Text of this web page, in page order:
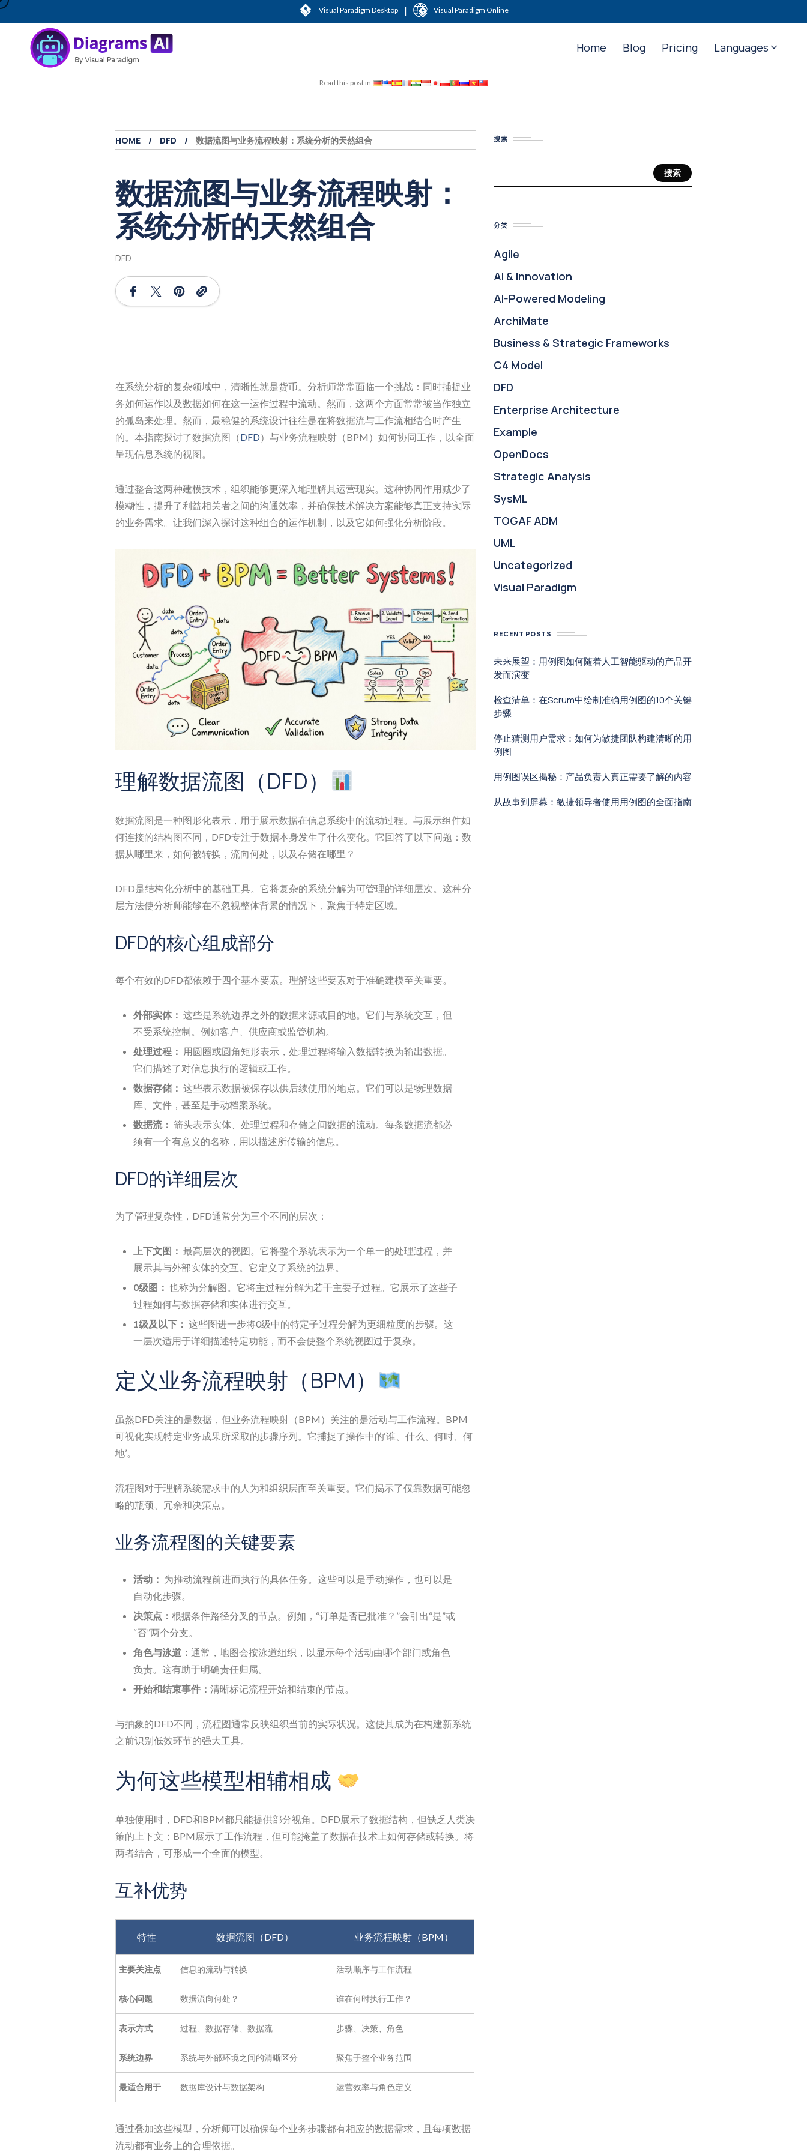
Visual Paradigm Desktop | Visual Paradigm Online
Home Blog Pricing Languages
Read this post in:
HOME DFD 数据流图与业务流程映射：系统分析的天然组合
数据流图与业务流程映射：
系统分析的天然组合
DFD
在系统分析的复杂领域中，清晰性就是货币。分析师常常面临一个挑战：同时捕捉业
务如何运作以及数据如何在这一运作过程中流动。然而，这两个方面常常被当作独立
的孤岛来处理。然而，最稳健的系统设计往往是在将数据流与工作流相结合时产生
的。本指南探讨了数据流图（DFD）与业务流程映射（BPM）如何协同工作，以全面
呈现信息系统的视图。
通过整合这两种建模技术，组织能够更深入地理解其运营现实。这种协同作用减少了
模糊性，提升了利益相关者之间的沟通效率，并确保技术解决方案能够真正支持实际
的业务需求。让我们深入探讨这种组合的运作机制，以及它如何强化分析阶段。
理解数据流图（DFD）
数据流图是一种图形化表示，用于展示数据在信息系统中的流动过程。与展示组件如
何连接的结构图不同，DFD专注于数据本身发生了什么变化。它回答了以下问题：数
据从哪里来，如何被转换，流向何处，以及存储在哪里？
DFD是结构化分析中的基础工具。它将复杂的系统分解为可管理的详细层次。这种分
层方法使分析师能够在不忽视整体背景的情况下，聚焦于特定区域。
DFD的核心组成部分
每个有效的DFD都依赖于四个基本要素。理解这些要素对于准确建模至关重要。
外部实体： 这些是系统边界之外的数据来源或目的地。它们与系统交互，但
不受系统控制。例如客户、供应商或监管机构。
处理过程： 用圆圈或圆角矩形表示，处理过程将输入数据转换为输出数据。
它们描述了对信息执行的逻辑或工作。
数据存储： 这些表示数据被保存以供后续使用的地点。它们可以是物理数据
库、文件，甚至是手动档案系统。
数据流： 箭头表示实体、处理过程和存储之间数据的流动。每条数据流都必
须有一个有意义的名称，用以描述所传输的信息。
DFD的详细层次
为了管理复杂性，DFD通常分为三个不同的层次：
上下文图： 最高层次的视图。它将整个系统表示为一个单一的处理过程，并
展示其与外部实体的交互。它定义了系统的边界。
0级图： 也称为分解图。它将主过程分解为若干主要子过程。它展示了这些子
过程如何与数据存储和实体进行交互。
1级及以下： 这些图进一步将0级中的特定子过程分解为更细粒度的步骤。这
一层次适用于详细描述特定功能，而不会使整个系统视图过于复杂。
定义业务流程映射（BPM）
虽然DFD关注的是数据，但业务流程映射（BPM）关注的是活动与工作流程。BPM
可视化实现特定业务成果所采取的步骤序列。它捕捉了操作中的‘谁、什么、何时、何
地’。
流程图对于理解系统需求中的人为和组织层面至关重要。它们揭示了仅靠数据可能忽
略的瓶颈、冗余和决策点。
业务流程图的关键要素
活动： 为推动流程前进而执行的具体任务。这些可以是手动操作，也可以是
自动化步骤。
决策点： 根据条件路径分叉的节点。例如，“订单是否已批准？”会引出“是”或
“否”两个分支。
角色与泳道： 通常，地图会按泳道组织，以显示每个活动由哪个部门或角色
负责。这有助于明确责任归属。
开始和结束事件： 清晰标记流程开始和结束的节点。
与抽象的DFD不同，流程图通常反映组织当前的实际状况。这使其成为在构建新系统
之前识别低效环节的强大工具。
为何这些模型相辅相成
单独使用时，DFD和BPM都只能提供部分视角。DFD展示了数据结构，但缺乏人类决
策的上下文；BPM展示了工作流程，但可能掩盖了数据在技术上如何存储或转换。将
两者结合，可形成一个全面的模型。
互补优势
特性 数据流图（DFD） 业务流程映射（BPM）
主要关注点 信息的流动与转换 活动顺序与工作流程
核心问题 数据流向何处？ 谁在何时执行工作？
表示方式 过程、数据存储、数据流 步骤、决策、角色
系统边界 系统与外部环境之间的清晰区分 聚焦于整个业务范围
最适合用于 数据库设计与数据架构 运营效率与角色定义
通过叠加这些模型，分析师可以确保每个业务步骤都有相应的数据需求，且每项数据
流动都有业务上的合理依据。
搜索
搜索
分类
Agile
AI & Innovation
AI-Powered Modeling
ArchiMate
Business & Strategic Frameworks
C4 Model
DFD
Enterprise Architecture
Example
OpenDocs
Strategic Analysis
SysML
TOGAF ADM
UML
Uncategorized
Visual Paradigm
RECENT POSTS
未来展望：用例图如何随着人工智能驱动的产品开
发而演变
检查清单：在Scrum中绘制准确用例图的10个关键
步骤
停止猜测用户需求：如何为敏捷团队构建清晰的用
例图
用例图误区揭秘：产品负责人真正需要了解的内容
从故事到屏幕：敏捷领导者使用用例图的全面指南